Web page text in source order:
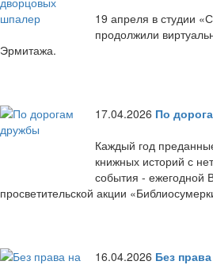
19 апреля в студии
продолжили
Эрмитажа.
17.04.2026 По
Каждый год
книжных историй с
события - ежегодной
просветительской акции
16.04.2026 Без